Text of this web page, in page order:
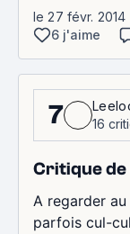
le 27 févr. 2014
6 j'aime
7
16
Critique de
A regarder
parfois cul-